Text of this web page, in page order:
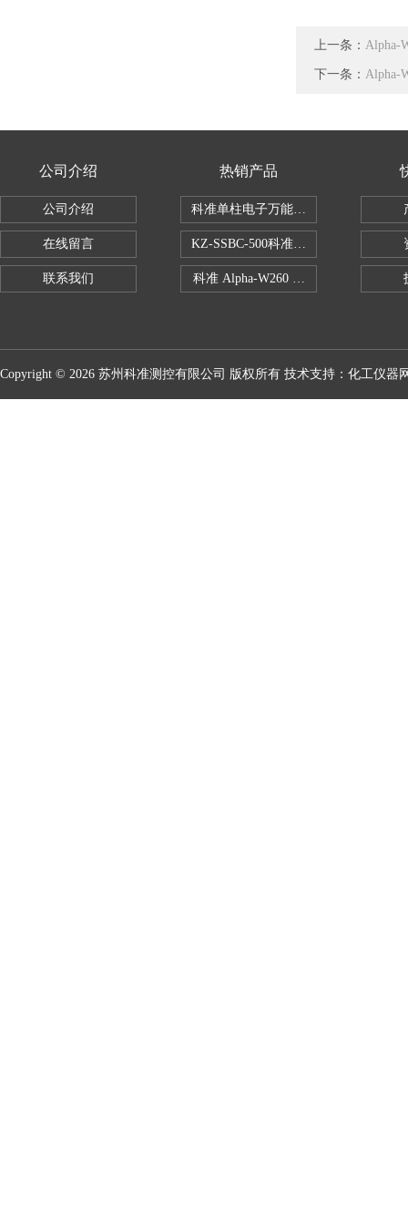
上一条： Alpha-
下一条： Alpha-
公司介绍
公司介绍
在线留言
联系我们
热销产品
科准单柱电子万能拉力机KZ-SSBC-500
KZ-SSBC-500科准单柱电子万能试验
科准 Alpha-W260 半导体全自动推拉
Copyright © 2026 苏州科准测控有限公司 版权所有 技术支持： 化工仪器